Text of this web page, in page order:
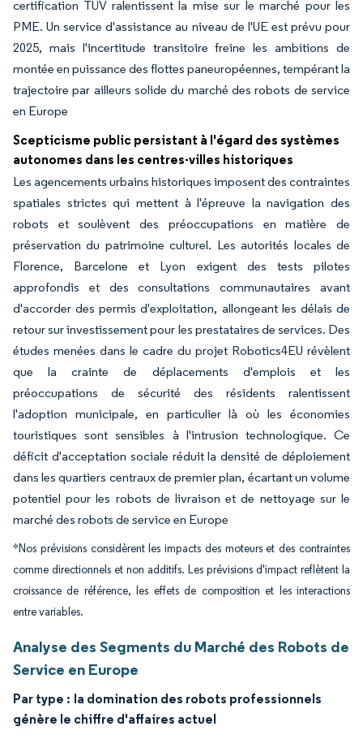
certification TÜV ralentissent la mise sur le marché pour les
PME. Un service d'assistance au niveau de l'UE est prévu pour
2025, mais l'incertitude transitoire freine les ambitions de
montée en puissance des flottes paneuropéennes, tempérant la
trajectoire par ailleurs solide du marché des robots de service
en Europe
Scepticisme public persistant à l'égard des systèmes
autonomes dans les centres-villes historiques
Les agencements urbains historiques imposent des contraintes
spatiales strictes qui mettent à l'épreuve la navigation des
robots et soulèvent des préoccupations en matière de
préservation du patrimoine culturel. Les autorités locales de
Florence, Barcelone et Lyon exigent des tests pilotes
approfondis et des consultations communautaires avant
d'accorder des permis d'exploitation, allongeant les délais de
retour sur investissement pour les prestataires de services. Des
études menées dans le cadre du projet Robotics4EU révèlent
que la crainte de déplacements d'emplois et les
préoccupations de sécurité des résidents ralentissent
l'adoption municipale, en particulier là où les économies
touristiques sont sensibles à l'intrusion technologique. Ce
déficit d'acceptation sociale réduit la densité de déploiement
dans les quartiers centraux de premier plan, écartant un volume
potentiel pour les robots de livraison et de nettoyage sur le
marché des robots de service en Europe
*Nos prévisions considèrent les impacts des moteurs et des contraintes
comme directionnels et non additifs. Les prévisions d'impact reflètent la
croissance de référence, les effets de composition et les interactions
entre variables.
Analyse des Segments du Marché des Robots de
Service en Europe
Par type : la domination des robots professionnels
génère le chiffre d'affaires actuel